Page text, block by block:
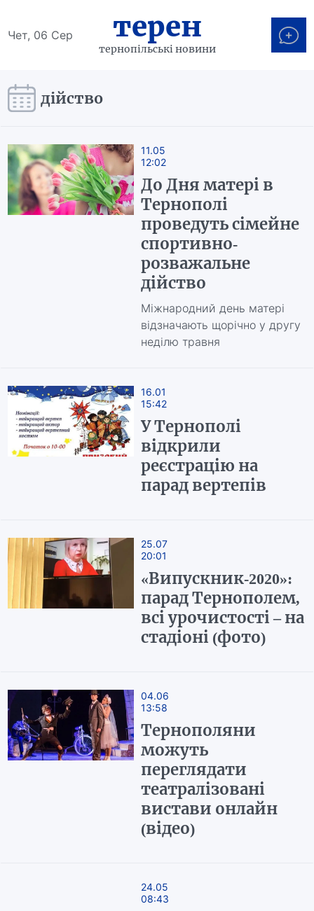
Чет, 06 Сер терен
тернопільські новини
дійство
11.05
12:02
До Дня матері в
Тернополі
проведуть сімейне
спортивно-
розважальне
дійство
Міжнародний день матері
відзначають щорічно у другу
неділю травня
16.01
15:42
У Тернополі
відкрили
реєстрацію на
парад вертепів
25.07
20:01
«Випускник-2020»:
парад Тернополем,
всі урочистості – на
стадіоні (фото)
04.06
13:58
Тернополяни
можуть
переглядати
театралізовані
вистави онлайн
(відео)
24.05
08:43